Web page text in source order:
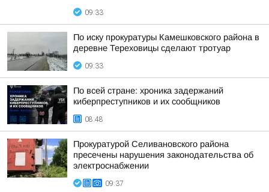
09:33
По иску прокуратуры Камешковского района в
деревне Тереховицы сделают тротуар
09:33
По всей стране: хроника задержаний
киберпреступников и их сообщников
08:48
Прокуратурой Селивановского района
пресечены нарушения законодательства об
электроснабжении
09:37